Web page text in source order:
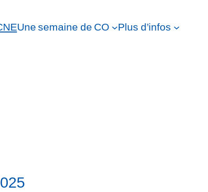
Une semaine de CO Plus d’infos